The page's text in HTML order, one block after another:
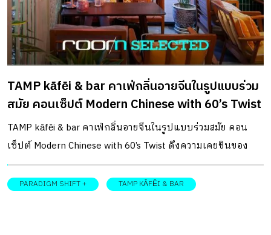
TAMP kāfēi & bar คาเฟ่กลิ่นอายจีนในรูปแบบร่วม
สมัย คอนเซ็ปต์ Modern Chinese with 60’s Twist
TAMP kāfēi & bar คาเฟ่กลิ่นอายจีนในรูปแบบร่วมสมัย คอน
เซ็ปต์ Modern Chinese with 60’s Twist ดึงความเคยชินของ
ครอบครัวคนจีนมาใช้เป็นกิมมิกของร้าน
PARADIGM SHIFT + TAMP KĀFĒI & BAR